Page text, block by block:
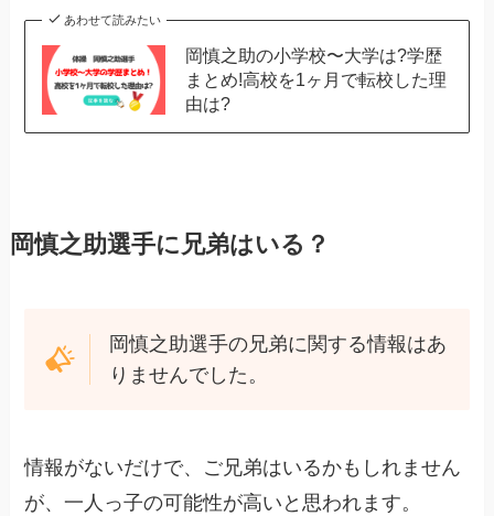
あわせて読みたい
岡慎之助の小学校〜大学は?学歴
まとめ!高校を1ヶ月で転校した理
由は?
岡慎之助選手に兄弟はいる？
岡慎之助選手の兄弟に関する情報はあ
りませんでした。
情報がないだけで、ご兄弟はいるかもしれません
が、一人っ子の可能性が高いと思われます。